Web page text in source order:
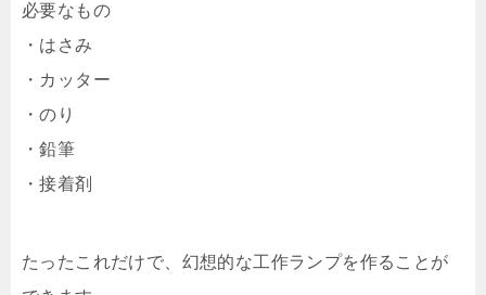
必要なもの
・はさみ
・カッター
・のり
・鉛筆
・接着剤
たったこれだけで、幻想的な工作ランプを作ることが